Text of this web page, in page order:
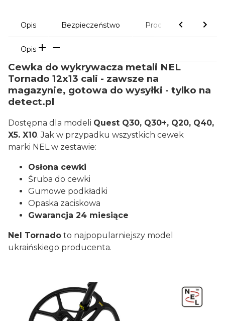
Opis Bezpieczeństwo Produkty powiązane
Opis
Cewka do wykrywacza metali NEL
Tornado 12x13 cali - zawsze na
magazynie, gotowa do wysyłki - tylko na
detect.pl
Dostępna dla modeli Quest Q30, Q30+, Q20, Q40,
X5. X10. Jak w przypadku wszystkich cewek
marki NEL w zestawie:
Osłona cewki
Śruba do cewki
Gumowe podkładki
Opaska zaciskowa
Gwarancja 24 miesiące
Nel Tornado to najpopularniejszy model
ukraińskiego producenta.